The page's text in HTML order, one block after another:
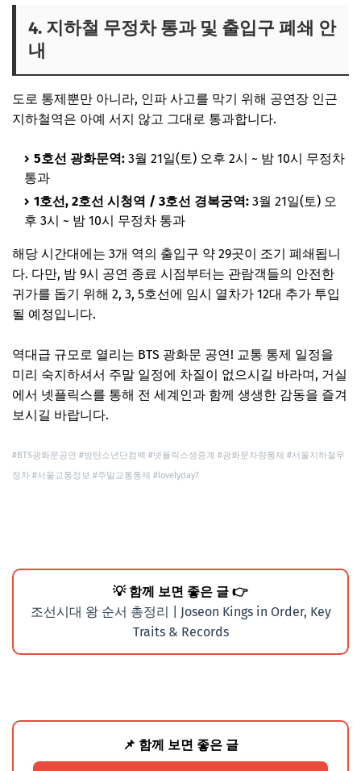
4. 지하철 무정차 통과 및 출입구 폐쇄 안
내
도로 통제뿐만 아니라, 인파 사고를 막기 위해 공연장 인근
지하철역은 아예 서지 않고 그대로 통과합니다.
5호선 광화문역: 3월 21일(토) 오후 2시 ~ 밤 10시 무정차
통과
1호선, 2호선 시청역 / 3호선 경복궁역: 3월 21일(토) 오
후 3시 ~ 밤 10시 무정차 통과
해당 시간대에는 3개 역의 출입구 약 29곳이 조기 폐쇄됩니
다. 다만, 밤 9시 공연 종료 시점부터는 관람객들의 안전한
귀가를 돕기 위해 2, 3, 5호선에 임시 열차가 12대 추가 투입
될 예정입니다.
역대급 규모로 열리는 BTS 광화문 공연! 교통 통제 일정을
미리 숙지하셔서 주말 일정에 차질이 없으시길 바라며, 거실
에서 넷플릭스를 통해 전 세계인과 함께 생생한 감동을 즐겨
보시길 바랍니다.
#BTS광화문공연 #방탄소년단컴백 #넷플릭스생중계 #광화문차량통제 #서울지하철무
정차 #서울교통정보 #주말교통통제 #lovelyday7
💡 함께 보면 좋은 글 👉
조선시대 왕 순서 총정리 | Joseon Kings in Order, Key
Traits & Records
📌 함께 보면 좋은 글